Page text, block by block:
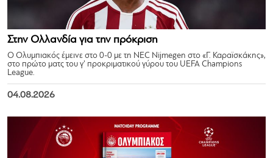
Στην Ολλανδία για την πρόκριση
Ο Ολυμπιακός έμεινε στο 0-0 με τη NEC Nijmegen στο «Γ. Καραϊσκάκης»,
στο πρώτο ματς του γ’ προκριματικού γύρου του UEFA Champions
League.
04.08.2026